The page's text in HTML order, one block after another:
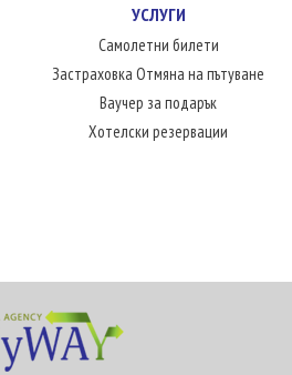
УСЛУГИ
Самолетни билети
Застраховка Отмяна на пътуване
Ваучер за подарък
Хотелски резервации